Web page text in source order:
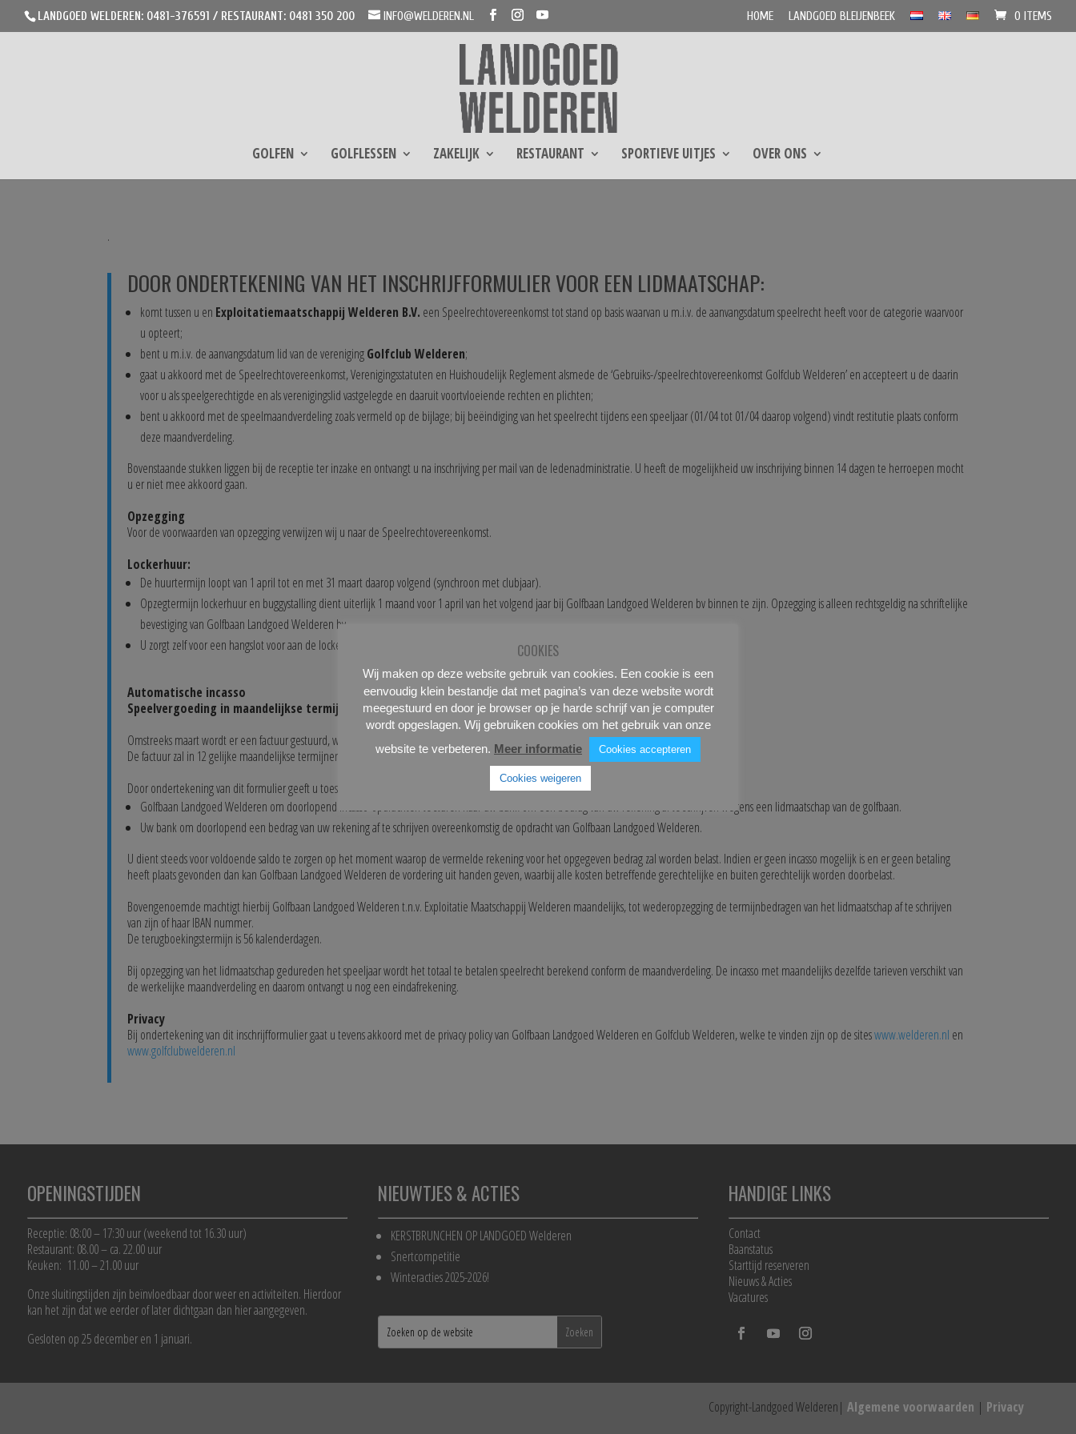
LANDGOED WELDEREN: 0481-376591 / RESTAURANT: 0481 350 200 INFO@WELDEREN.NL HOME LANDGOED BLEIJENBEEK 0 ITEMS
GOLFEN GOLFLESSEN ZAKELIJK RESTAURANT SPORTIEVE UITJES OVER ONS
.
DOOR ONDERTEKENING VAN HET INSCHRIJFFORMULIER VOOR EEN LIDMAATSCHAP:
komt tussen u en Exploitatiemaatschappij Welderen B.V. een Speelrechtovereenkomst tot stand op basis waarvan u m.i.v. de aanvangsdatum speelrecht heeft voor de categorie waarvoor
u opteert;
bent u m.i.v. de aanvangsdatum lid van de verenigingGolfclub Welderen;
gaat u akkoord met de Speelrechtovereenkomst, Verenigingsstatuten en Huishoudelijk Reglement alsmede de ‘Gebruiks-/speelrechtovereenkomst Golfclub Welderen’ en accepteert u de daarin
voor u als speelgerechtigde en als verenigingslid vastgelegde en daaruit voortvloeiende rechten en plichten;
bent u akkoord met de speelmaandverdeling zoals vermeld op de bijlage; bij beëindiging van het speelrecht tijdens een speeljaar (01/04 tot 01/04 daarop volgend) vindt restitutie plaats conform
deze maandverdeling.
Bovenstaande stukken liggen bij de receptie ter inzake en ontvangt u na inschrijving per mail van de ledenadministratie. U heeft de mogelijkheid uw inschrijving binnen 14 dagen te herroepen mocht
u er niet mee akkoord gaan.
Opzegging
Voor de voorwaarden van opzegging verwijzen wij u naar de Speelrechtovereenkomst.
Lockerhuur:
De huurtermijn loopt van 1 april tot en met 31 maart daarop volgend (synchroon met clubjaar).
Opzegtermijn lockerhuur en buggystalling dient uiterlijk 1 maand voor 1 april van het volgend jaar bij Golfbaan Landgoed Welderen bv binnen te zijn. Opzegging is alleen rechtsgeldig na schriftelijke
bevestiging van Golfbaan Landgoed Welderen bv.
U zorgt zelf voor een hangslot voor aan de locker.
Automatische incasso
Speelvergoeding in maandelijkse termijnen incl. clubcontributie
Omstreeks maart wordt er een factuur gestuurd, waarbij 4% extra rentevergoeding voor de automatische incasso zal worden berekend.
De factuur zal in 12 gelijke maandelijkse termijnen worden afgeschreven.
Door ondertekening van dit formulier geeft u toestemming aan
Golfbaan Landgoed Welderen om doorlopend incasso-opdrachten te sturen naar uw bank om een bedrag van uw rekening af te schrijven wegens een lidmaatschap van de golfbaan.
Uw bank om doorlopend een bedrag van uw rekening af te schrijven overeenkomstig de opdracht van Golfbaan Landgoed Welderen.
U dient steeds voor voldoende saldo te zorgen op het moment waarop de vermelde rekening voor het opgegeven bedrag zal worden belast. Indien er geen incasso mogelijk is en er geen betaling
heeft plaats gevonden dan kan Golfbaan Landgoed Welderen de vordering uit handen geven, waarbij alle kosten betreffende gerechtelijke en buiten gerechtelijk worden doorbelast.
Bovengenoemde machtigt hierbij Golfbaan Landgoed Welderen t.n.v. Exploitatie Maatschappij Welderen maandelijks, tot wederopzegging de termijnbedragen van het lidmaatschap af te schrijven
van zijn of haarIBAN nummer.
De terugboekingstermijn is 56 kalenderdagen.
Bij opzegging van het lidmaatschap gedureden het speeljaar wordt het totaal te betalen speelrecht berekend conform de maandverdeling. De incasso met maandelijks dezelfde tarieven verschikt van
de werkelijke maandverdeling en daarom ontvangt u nog een eindafrekening.
Privacy
Bij ondertekening van dit inschrijfformulier gaat u tevens akkoord met de privacy policy van Golfbaan Landgoed Welderen en Golfclub Welderen, welke te vinden zijn op de siteswww.welderen.nl en
www.golfclubwelderen.nl
OPENINGSTIJDEN
Receptie: 08:00 – 17:30 uur (weekend tot 16.30 uur)
Restaurant: 08.00 – ca. 22.00 uur
Keuken: 11.00 – 21.00 uur
Onze sluitingstijden zijn beïnvloedbaar door weer en activiteiten. Hierdoor
kan het zijn dat we eerder of later dichtgaan dan hier aangegeven.
Gesloten op 25 december en 1 januari.
NIEUWTJES & ACTIES
KERSTBRUNCHEN OP LANDGOED Welderen
Snertcompetitie
Winteracties 2025-2026!
HANDIGE LINKS
Contact
Baanstatus
Starttijd reserveren
Nieuws & Acties
Vacatures
Copyright-Landgoed Welderen| Algemene voorwaarden | Privacy
COOKIES
Wij maken op deze website gebruik van cookies. Een cookie is een
eenvoudig klein bestandje dat met pagina’s van deze website wordt
meegestuurd en door je browser op je harde schrijf van je computer
wordt opgeslagen. Wij gebruiken cookies om het gebruik van onze
website te verbeteren. Meer informatie Cookies accepteren
Cookies weigeren